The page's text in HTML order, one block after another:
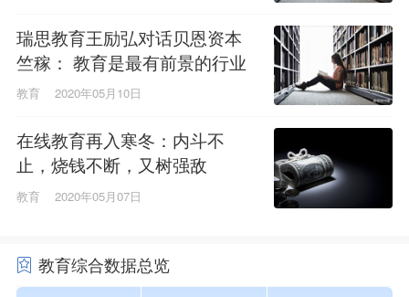
瑞思教育王励弘对话贝恩资本
竺稼： 教育是最有前景的行业
之一
教育 2020年05月10日
在线教育再入寒冬：内斗不
止，烧钱不断，又树强敌
教育 2020年05月07日
教育综合数据总览